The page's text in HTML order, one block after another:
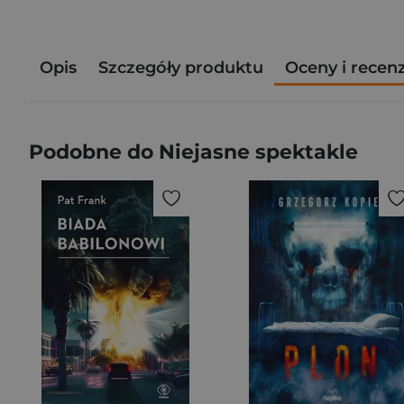
Opis Szczegóły produktu Oceny i
Podobne do Niejasne spektakle